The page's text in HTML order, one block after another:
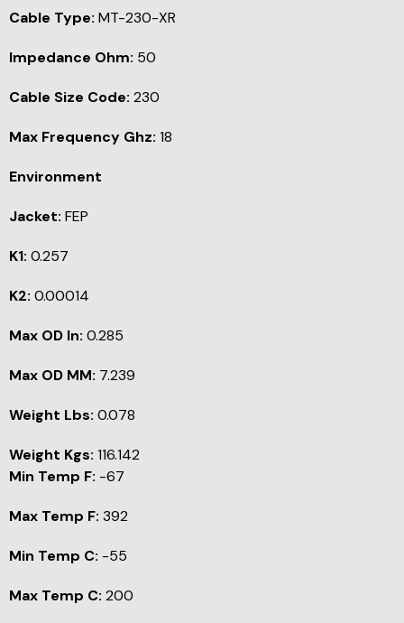
Cable Type: MT-230-XR
Impedance Ohm: 50
Cable Size Code: 230
Max Frequency Ghz: 18
Environment
Jacket: FEP
K1: 0.257
K2: 0.00014
Max OD In: 0.285
Max OD MM: 7.239
Weight Lbs: 0.078
Weight Kgs: 116.142
Min Temp F: -67
Max Temp F: 392
Min Temp C: -55
Max Temp C: 200